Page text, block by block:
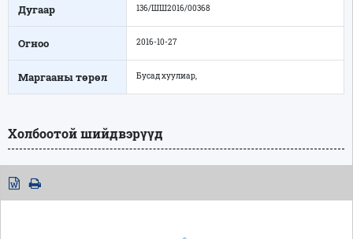
Дугаар 136/ШШ2016/00368
Огноо 2016-10-27
Маргааны төрөл Бусад хуулиар,
Холбоотой шийдвэрүүд